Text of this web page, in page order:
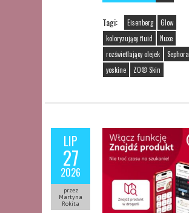
Tagi: Eisenberg
Glow
koloryzujący fluid
Nuxe
rozświetlający olejek
Sephora
yoskine
ZO® Skin
LIP
27
2026
przez
Martyna
Rokita